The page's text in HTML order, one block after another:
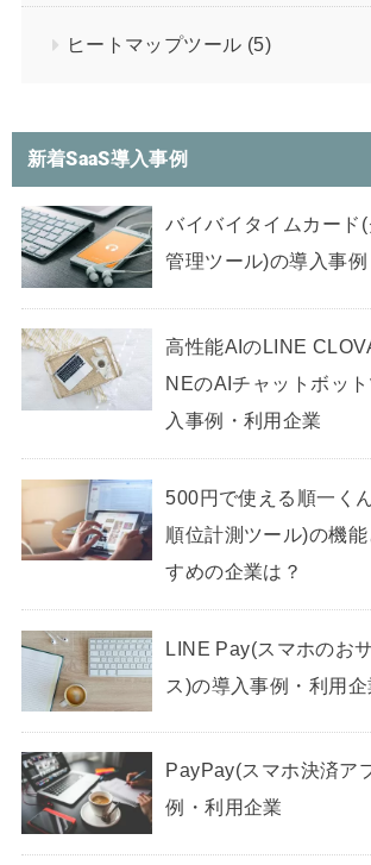
ヒートマップツール (5)
新着SaaS導入事例
バイバイタイムカード
管理ツール)の導入事
高性能AIのLINE
NEのAIチャットボッ
入事例・利用企業
500円で使える順一く
順位計測ツール)の機
すめの企業は？
LINE Pay(スマホのお
ス)の導入事例・利用企
PayPay(スマホ決済ア
例・利用企業